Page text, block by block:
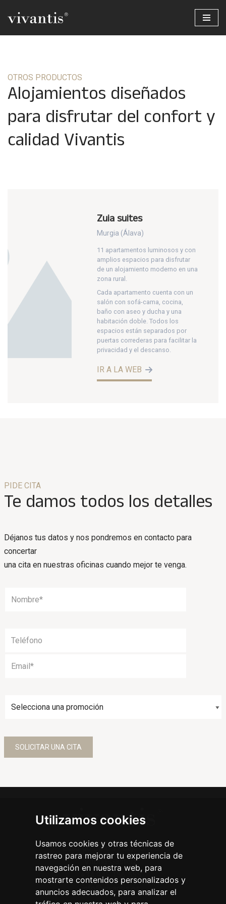
Utilizamos cookies
Usamos cookies y otras técnicas de
rastreo para mejorar tu experiencia de
navegación en nuestra web, para
mostrarte contenidos personalizados y
anuncios adecuados, para analizar el
OTROS PRODUCTOS
Alojamientos diseñados
para disfrutar del confort y
calidad Vivantis
Zuia suites
Murgia (Álava)
11 apartamentos luminosos y con
amplios espacios para disfrutar
de un alojamiento moderno en una
zona rural.
Cada apartamento cuenta con un
salón con sofá-cama, cocina,
baño con aseo y ducha y una
habitación doble. Todos los
espacios están separados por
puertas correderas para facilitar la
privacidad y el descanso.
IR A LA WEB
PIDE CITA
Te damos todos los detalles
Déjanos tus datos y nos pondremos en contacto para
concertar
una cita en nuestras oficinas cuando mejor te venga.
Eduardo Dato 37 bajo drcha
Vitoria-Gasteiz
+34 945 156 555
info@vivantis.es